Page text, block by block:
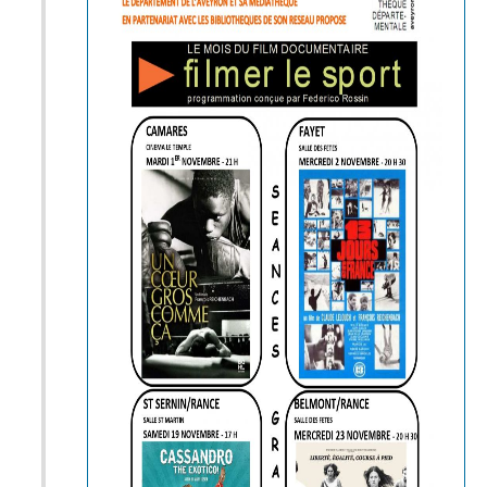
toutes, programmées dans les
cinémas ou dans les salles des
fêtes grâce à l’intervention de
l’association de cinéma itinérant
Mondes et Multitudes.
La sélection des films proposée a
été spécialement composée par
Federico Rossin, historien du
cinéma et programmateur associé.
Les bibliothèques de la
Communauté de communes Monts,
Rance et Rougier : Saint-Sernin-
sur-Rance, Fayet, Belmont-sur-
Rance et Camarès ont souhaité
s’associer à cette manifestation en
retenant 4 films, tout public, parmi
cette sélection, soit 4 manières
d’aborder le sport, de le
questionner, de l’envisager.